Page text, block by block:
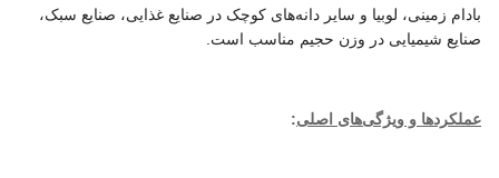
بادام زمینی، لوبیا و سایر دانه‌های کوچک در صنایع غذایی، صنایع سبک،
صنایع شیمیایی در وزن حجیم مناسب است.
عملکردها و ویژگی‌های اصلی: